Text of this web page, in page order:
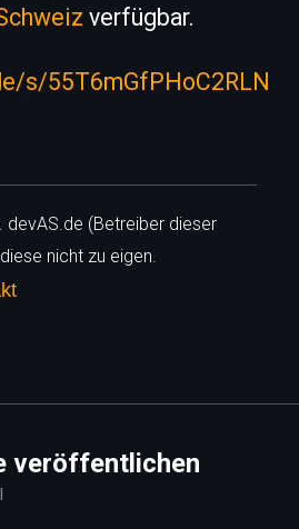
verfügbar.
s/55T6mGfPHoC2RLN
(Betreiber dieser
nicht zu eigen.
veröffentlichen